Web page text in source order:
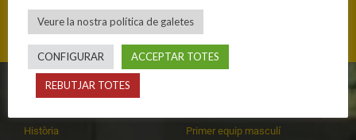
CLUB
Història
Primer equip masculí
Veure la nostra política de galetes
CONFIGURAR ACCEPTAR TOTES
REBUTJAR TOTES